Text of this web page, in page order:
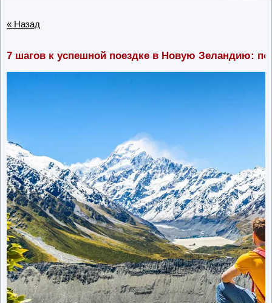
« Назад
7 шагов к успешной поездке в Новую Зеландию: